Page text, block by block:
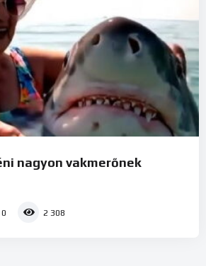
nagyon vakmerőnek
0 2 308